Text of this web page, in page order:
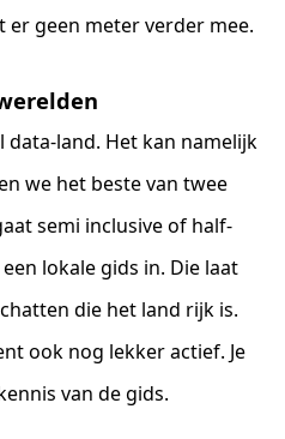
geen meter verder mee.
data-land. Het kan namelijk
we het beste van twee
semi inclusive of half-
lokale gids in. Die laat
die het land rijk is.
ook nog lekker actief. Je
van de gids.